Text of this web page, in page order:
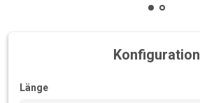
Konfiguration
Länge